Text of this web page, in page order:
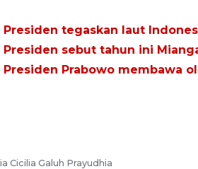
Presiden tegaskan laut
Presiden sebut tahun ini
Presiden Prabowo membawa
Cicilia Galuh Prayudhia